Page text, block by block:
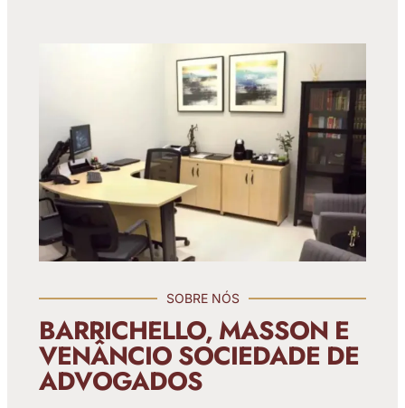
SOBRE NÓS
BARRICHELLO, MASSON E
VENÂNCIO SOCIEDADE DE
ADVOGADOS